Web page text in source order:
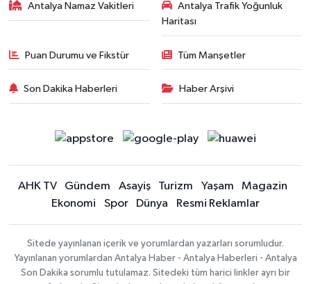
Antalya Namaz Vakitleri
Antalya Trafik Yoğunluk
Haritası
Puan Durumu ve Fikstür Tüm Manşetler
Son Dakika Haberleri Haber Arşivi
AHK TV Gündem Asayiş Turizm Yaşam
Magazin
Ekonomi
Spor Dünya Resmi Reklamlar
Sitede yayınlanan içerik ve yorumlardan yazarları sorumludur.
Yayınlanan yorumlardan Antalya Haber - Antalya Haberleri - Antalya
Son Dakika sorumlu tutulamaz. Sitedeki tüm harici linkler ayrı bir